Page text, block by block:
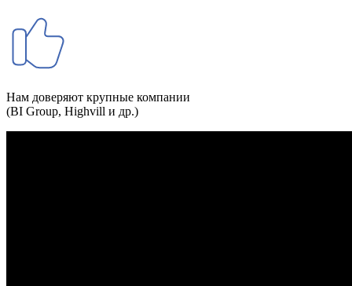
Нам доверяют крупные компании
(BI Group, Highvill и др.)